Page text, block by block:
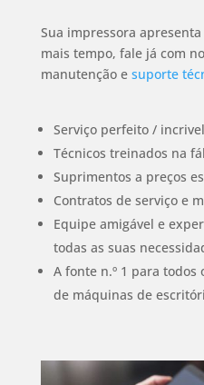
Sua impressora
mais tempo, fale já com
manutenção esuporte
Serviço perfeito /
Técnicos treinados na
Suprimentos a preços
Contratos de serviço e
Equipe amigável e
todas as suas
A fonte n.º 1 para
de máquinas de